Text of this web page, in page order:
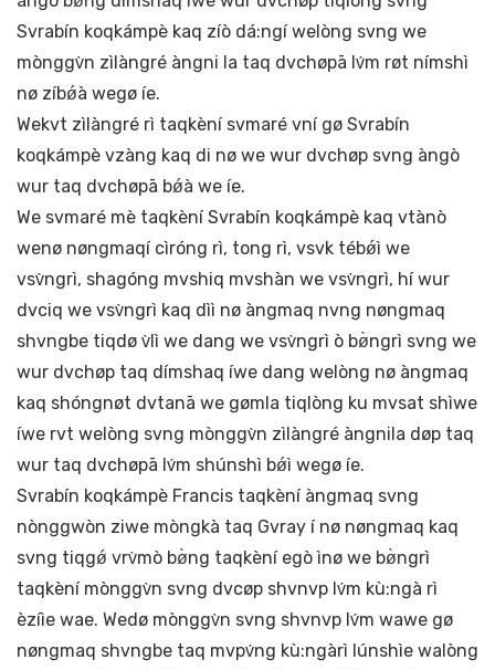
Svrabín koqkámpè kaq zíò dá:ngí welòng svng we
mònggv̀n zìlàngré àngni la taq dvchøpā lv́m røt nímshì
nø zíbǿà wegø íe.
Wekvt zìlàngré rì taqkèní svmaré vní gø Svrabín
koqkámpè vzàng kaq di nø we wur dvchøp svng àngò
wur taq dvchøpā bǿà we íe.
We svmaré mè taqkèní Svrabín koqkámpè kaq vtànò
wenø nøngmaqí cìróng rì, tong rì, vsvk tébǿì we
vsv̀ngrì, shagóng mvshiq mvshàn we vsv̀ngrì, hí wur
dvciq we vsv̀ngrì kaq dìì nø àngmaq nvng nøngmaq
shvngbe tiqdø v̀lì we dang we vsv̀ngrì ò bø̀ngrì svng we
wur dvchøp taq dímshaq íwe dang welòng nø àngmaq
kaq shóngnøt dvtanā we gømla tiqlòng ku mvsat shìwe
íwe rvt welòng svng mònggv̀n zìlàngré àngnila døp taq
wur taq dvchøpā lv́m shúnshì bǿì wegø íe.
Svrabín koqkámpè Francis taqkèní àngmaq svng
nònggwòn ziwe mòngkà taq Gvray í nø nøngmaq kaq
svng tiqgǿ vrv̀mò bø̀ng taqkèní egò ìnø we bø̀ngrì
taqkèní mònggv̀n svng dvcøp shvnvp lv́m kù:ngà rì
èzíìe wae. Wedø mònggv̀n svng shvnvp lv́m wawe gø
nøngmaq shvngbe taq mvpv́ng kù:ngàrì lúnshìe walòng